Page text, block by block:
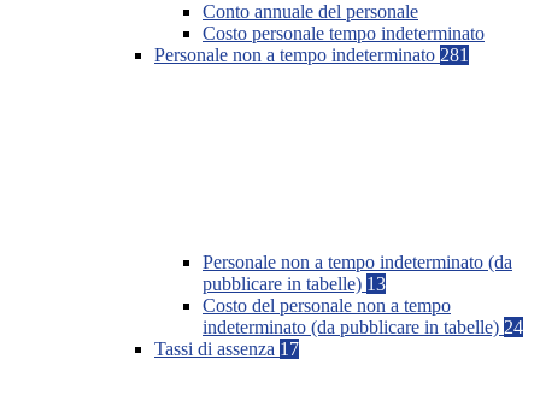
Conto annuale del personale
Costo personale tempo indeterminato
Personale non a tempo indeterminato 281
Personale non a tempo indeterminato (da
pubblicare in tabelle) 13
Costo del personale non a tempo
indeterminato (da pubblicare in tabelle) 24
Tassi di assenza 17